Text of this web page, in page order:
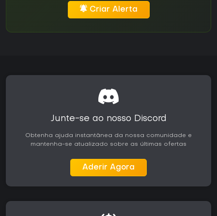
Criar Alerta
Junte-se ao nosso Discord
Obtenha ajuda instantânea da nossa comunidade e
mantenha-se atualizado sobre as últimas ofertas
Aderir Agora